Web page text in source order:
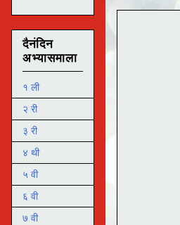
दैनंदिन
अभ्यासमाला
१ ली
२ री
३ री
४ थी
५ वी
६ वी
७ वी